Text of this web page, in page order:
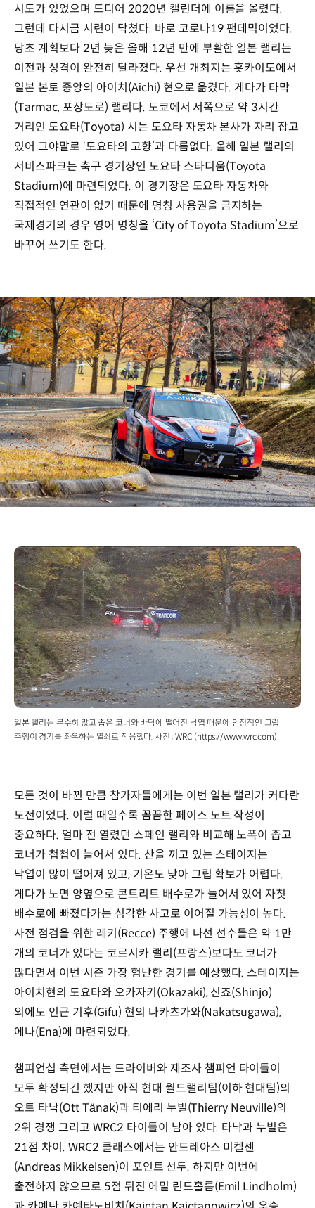
시도가 있었으며 드디어 2020년 캘린더에 이름을 올렸다.
그런데 다시금 시련이 닥쳤다. 바로 코로나19 팬데믹이었다.
당초 계획보다 2년 늦은 올해 12년 만에 부활한 일본 랠리는
이전과 성격이 완전히 달라졌다. 우선 개최지는 홋카이도에서
일본 본토 중앙의 아이치(Aichi) 현으로 옮겼다. 게다가 타막
(Tarmac, 포장도로) 랠리다. 도쿄에서 서쪽으로 약 3시간
거리인 도요타(Toyota) 시는 도요타 자동차 본사가 자리 잡고
있어 그야말로 ‘도요타의 고향’과 다름없다. 올해 일본 랠리의
서비스파크는 축구 경기장인 도요타 스타디움(Toyota
Stadium)에 마련되었다. 이 경기장은 도요타 자동차와
직접적인 연관이 없기 때문에 명칭 사용권을 금지하는
국제경기의 경우 영어 명칭을 ‘City of Toyota Stadium’으로
바꾸어 쓰기도 한다.
일본 랠리는 무수히 많고 좁은 코너와 바닥에 떨어진 낙엽 때문에 안정적인 그립
주행이 경기를 좌우하는 열쇠로 작용했다. 사진 : WRC (https://www.wrc.com)
모든 것이 바뀐 만큼 참가자들에게는 이번 일본 랠리가 커다란
도전이었다. 이럴 때일수록 꼼꼼한 페이스 노트 작성이
중요하다. 얼마 전 열렸던 스페인 랠리와 비교해 노폭이 좁고
코너가 첩첩이 늘어서 있다. 산을 끼고 있는 스테이지는
낙엽이 많이 떨어져 있고, 기온도 낮아 그립 확보가 어렵다.
게다가 노면 양옆으로 콘트리트 배수로가 늘어서 있어 자칫
배수로에 빠졌다가는 심각한 사고로 이어질 가능성이 높다.
사전 점검을 위한 레키(Recce) 주행에 나선 선수들은 약 1만
개의 코너가 있다는 코르시카 랠리(프랑스)보다도 코너가
많다면서 이번 시즌 가장 험난한 경기를 예상했다. 스테이지는
아이치현의 도요타와 오카자키(Okazaki), 신죠(Shinjo)
외에도 인근 기후(Gifu) 현의 나카츠가와(Nakatsugawa),
에나(Ena)에 마련되었다.
챔피언십 측면에서는 드라이버와 제조사 챔피언 타이틀이
모두 확정되긴 했지만 아직 현대 월드랠리팀(이하 현대팀)의
오트 타낙(Ott Tänak)과 티에리 누빌(Thierry Neuville)의
2위 경쟁 그리고 WRC2 타이틀이 남아 있다. 타낙과 누빌은
21점 차이. WRC2 클래스에서는 안드레아스 미켈센
(Andreas Mikkelsen)이 포인트 선두. 하지만 이번에
출전하지 않으므로 5점 뒤진 에밀 린드홀름(Emil Lindholm)